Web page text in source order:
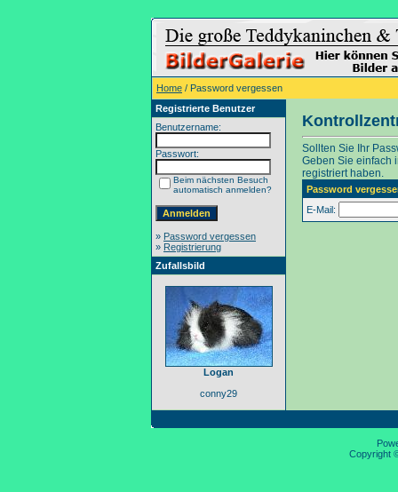
Home / Password vergessen
Registrierte Benutzer
Benutzername:
Passwort:
Beim nächsten Besuch
automatisch anmelden?
» Password vergessen
» Registrierung
Zufallsbild
Logan
conny29
Sollten Sie Ihr
Geben Sie einfach
registriert haben.
Password
E-Mail:
Copyright